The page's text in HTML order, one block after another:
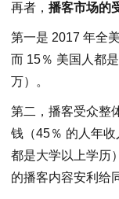
再者， 播客市场的
第一是 2017 年全
而 15％ 美国人都
万）。
第二，播客受众整
钱（45％ 的人年
都是大学以上学历
的播客内容安利给